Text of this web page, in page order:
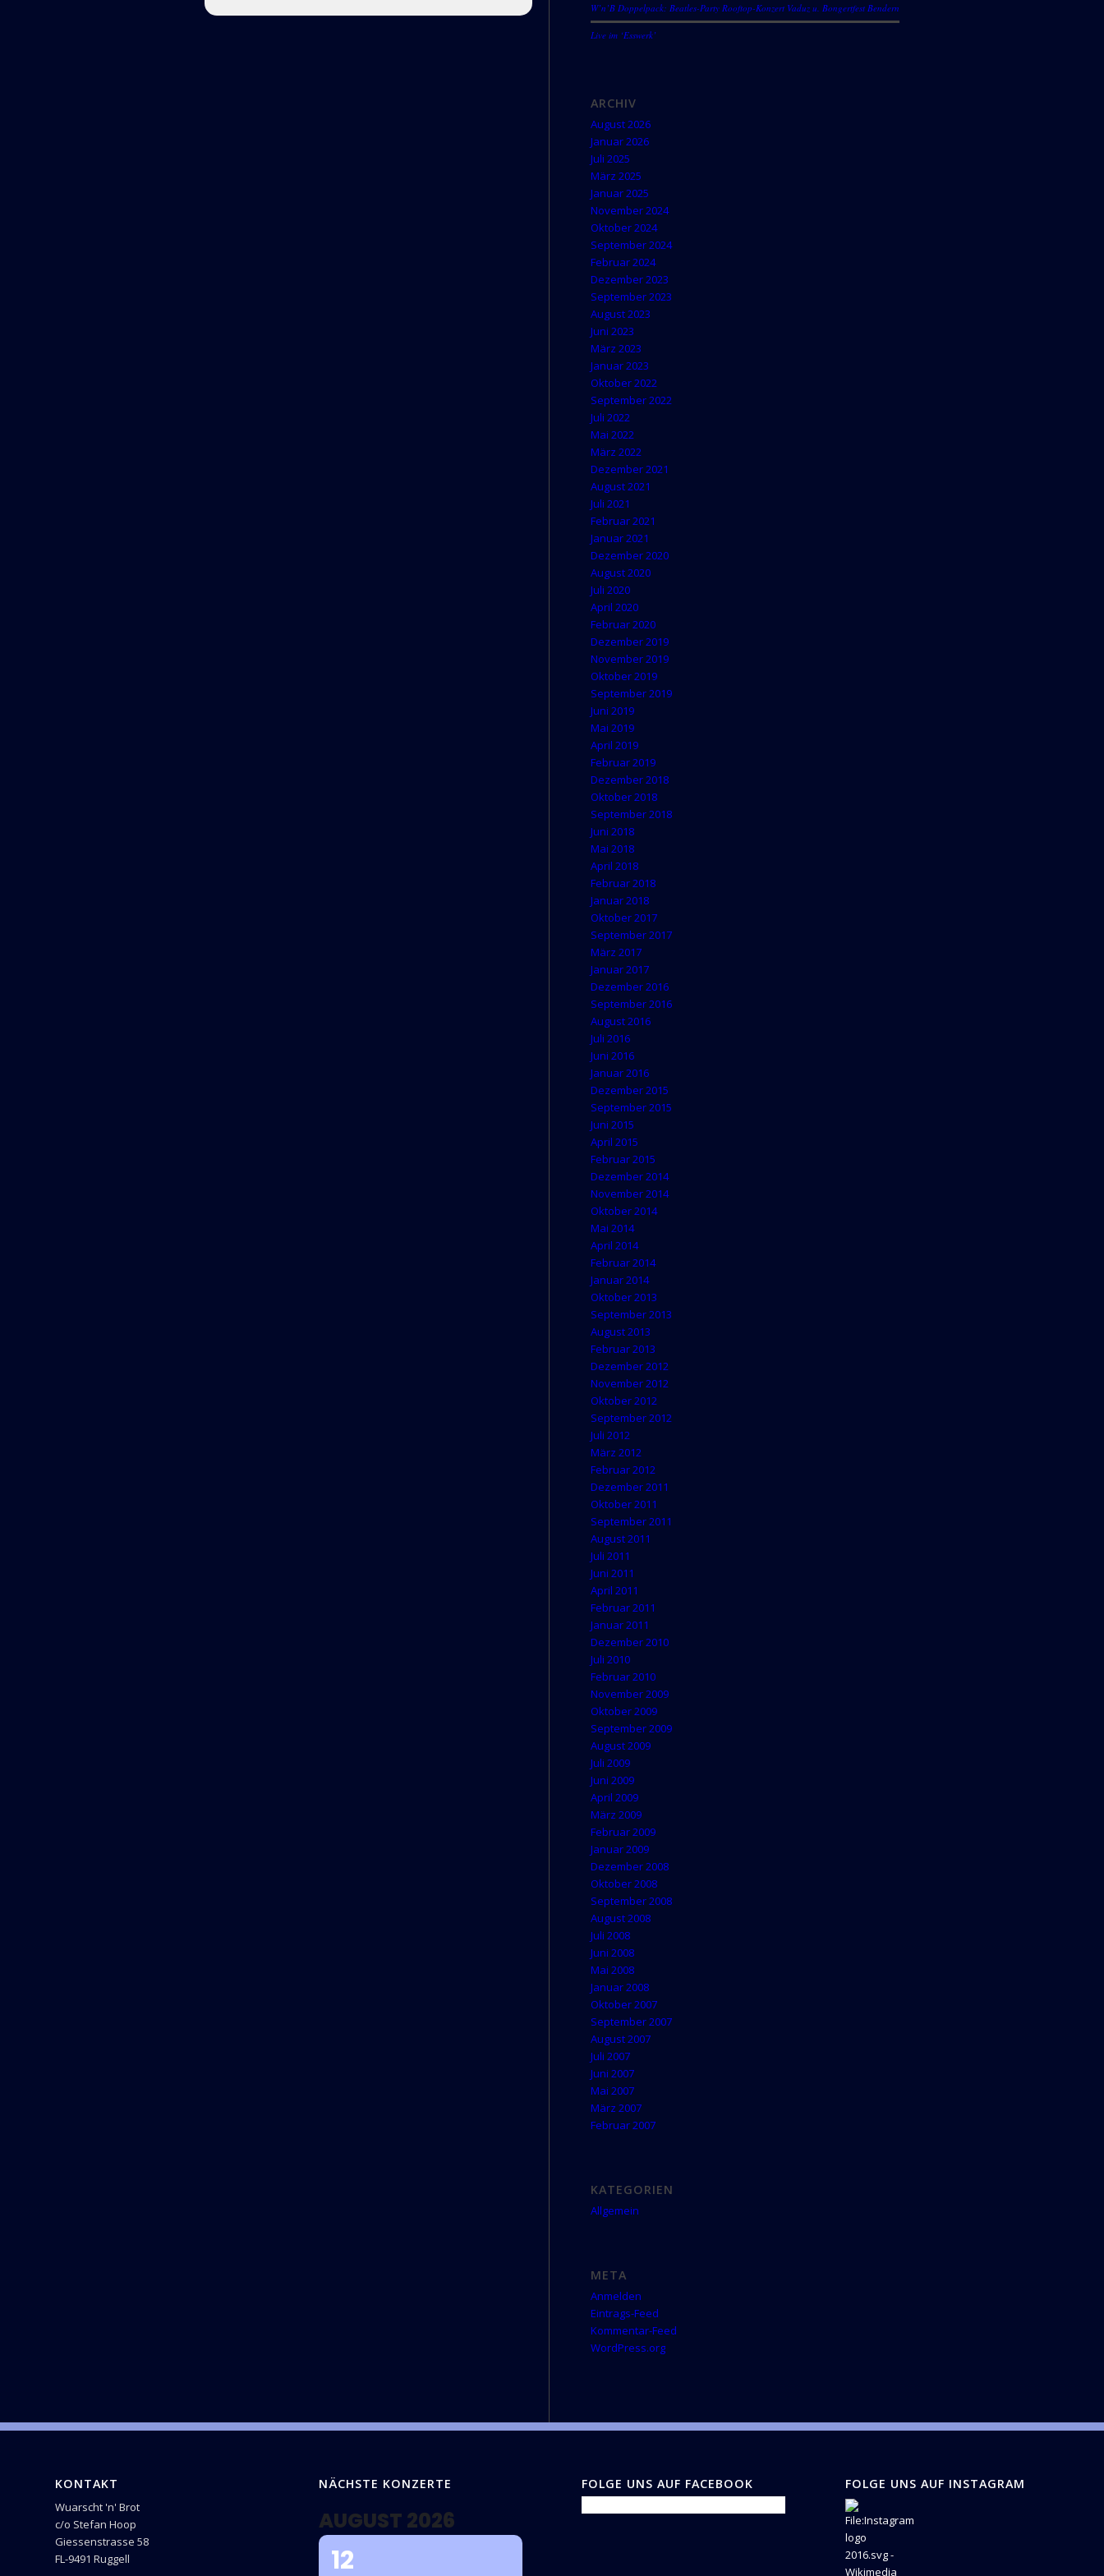
W’n’B Doppelpack: Beatles-Party Rooftop-Konzert Vaduz u. Bongertfest Bendern
Live im ‘Esswerk’
ARCHIV
August 2026
Januar 2026
Juli 2025
März 2025
Januar 2025
November 2024
Oktober 2024
September 2024
Februar 2024
Dezember 2023
September 2023
August 2023
Juni 2023
März 2023
Januar 2023
Oktober 2022
September 2022
Juli 2022
Mai 2022
März 2022
Dezember 2021
August 2021
Juli 2021
Februar 2021
Januar 2021
Dezember 2020
August 2020
Juli 2020
April 2020
Februar 2020
Dezember 2019
November 2019
Oktober 2019
September 2019
Juni 2019
Mai 2019
April 2019
Februar 2019
Dezember 2018
Oktober 2018
September 2018
Juni 2018
Mai 2018
April 2018
Februar 2018
Januar 2018
Oktober 2017
September 2017
März 2017
Januar 2017
Dezember 2016
September 2016
August 2016
Juli 2016
Juni 2016
Januar 2016
Dezember 2015
September 2015
Juni 2015
April 2015
Februar 2015
Dezember 2014
November 2014
Oktober 2014
Mai 2014
April 2014
Februar 2014
Januar 2014
Oktober 2013
September 2013
August 2013
Februar 2013
Dezember 2012
November 2012
Oktober 2012
September 2012
Juli 2012
März 2012
Februar 2012
Dezember 2011
Oktober 2011
September 2011
August 2011
Juli 2011
Juni 2011
April 2011
Februar 2011
Januar 2011
Dezember 2010
Juli 2010
Februar 2010
November 2009
Oktober 2009
September 2009
August 2009
Juli 2009
Juni 2009
April 2009
März 2009
Februar 2009
Januar 2009
Dezember 2008
Oktober 2008
September 2008
August 2008
Juli 2008
Juni 2008
Mai 2008
Januar 2008
Oktober 2007
September 2007
August 2007
Juli 2007
Juni 2007
Mai 2007
März 2007
Februar 2007
KATEGORIEN
Allgemein
META
Anmelden
Eintrags-Feed
Kommentar-Feed
WordPress.org
KONTAKT
Wuarscht 'n' Brot
c/o Stefan Hoop
Giessenstrasse 58
FL-9491 Ruggell
NÄCHSTE KONZERTE
AUGUST 2026
12
FOLGE UNS AUF FACEBOOK FOLGE UNS AUF INSTAGRAM